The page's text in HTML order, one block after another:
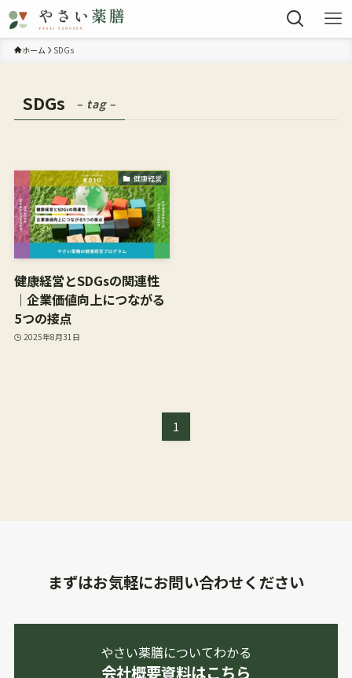
ホーム SDGs
SDGs – tag –
健康経営
健康経営とSDGsの関連性
｜企業価値向上につながる
5つの接点
2025年8月31日
1
まずはお気軽にお問い合わせください
やさい薬膳についてわかる
会社概要資料はこちら